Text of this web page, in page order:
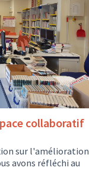
collaboratif
sur l'amélioration
avons réfléchi au